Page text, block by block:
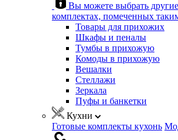
Вы можете выбрать
комплектах, помеченных
Товары для прихожих
Шкафы и пеналы
Тумбы в прихожую
Комоды в прихожую
Вешалки
Стеллажи
Зеркала
Пуфы и банкетки
Кухни
Готовые комплекты кухонь